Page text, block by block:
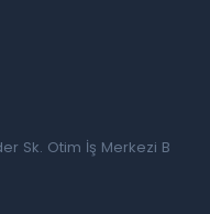
Sk. Otim İş Merkezi B